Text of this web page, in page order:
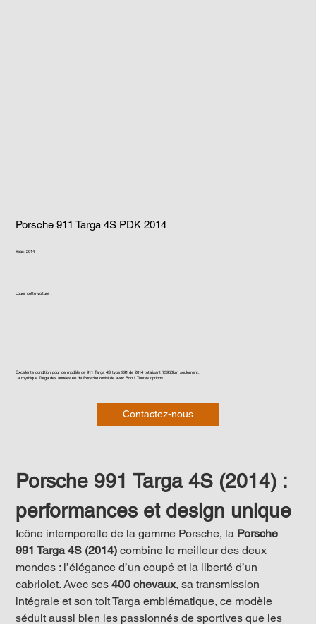
Porsche 991 Targa 4S (2014) :
performances et design unique
Icône intemporelle de la gamme Porsche, la Porsche
991 Targa 4S (2014) combine le meilleur des deux
mondes : l’élégance d’un coupé et la liberté d’un
cabriolet. Avec ses 400 chevaux, sa transmission
intégrale et son toit Targa emblématique, ce modèle
séduit aussi bien les passionnés de sportives que les
Excellente condition pour ce modèle de 911 Targa 4S type 991 de 2014 totalisant 73950km seulement.
La mythique Targa des années 60 de Porsche revisitée avec Brio ! Toutes options.
Contactez-nous
Porsche 911 Targa 4S PDK 2014
Year: 2014
Louer cette voiture :